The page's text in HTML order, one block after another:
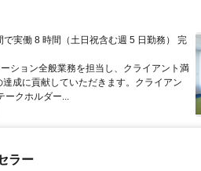
実働 8 時間（土日祝含む週 5 日勤務） 完
ション全般業務を担当し、クライアント満
成に貢献していただきます。クライアン
ークホルダー...
ラー